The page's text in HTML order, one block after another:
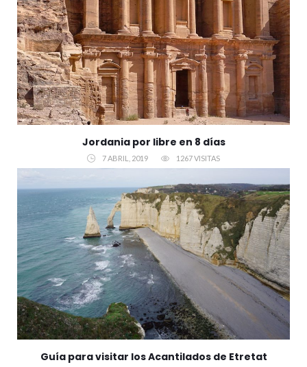
Jordania por libre en 8 días
7 ABRIL, 2019 1267 VISITAS
Guía para visitar los Acantilados de Etretat